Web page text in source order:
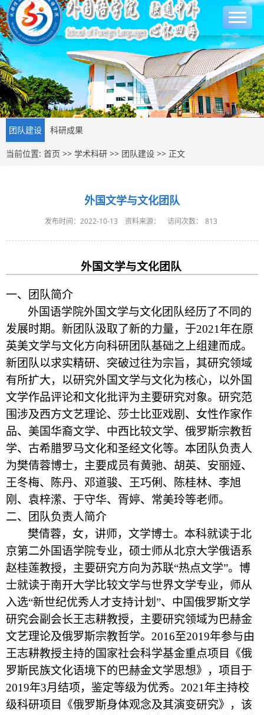
团队建设 科研成果
当前位置: 首页 >> 学术科研 >> 团队建设 >> 正文
外国文学与文化团队
发布时间：2022-10-13 资料来源： 访问次数： 813
外国文学与文化团队
一、团队简介
外国语学院外国文学与文化团队经历了不同的
发展时期。新团队汲取了新的力量，于2021 年在原
英美文学与文化方向科研团队基础之上组建而成。
新团队以求实精研、突破过往为宗旨，其研究领域
有所扩大，以研究外国文学与文化为核心，以外国
文学作品评论和文化批评为主要研究对象。研究范
围涉及西方文艺理论、莎士比亚戏剧、女性作家作
品、美国华裔文学、中西比较文学、俄罗斯宗教哲
学、古希腊罗马文化和圣经文化等。本团队负责人
为樊倩蓉博士，主要成员有黄驰、胡英、安丽娅、
王冬梅、陈丹、邓道骏、王巧俐、陈桂林、李旭
刚、袁梓潆、于守华、胥婷、常美玲等老师。
二、团队负责人简介
樊倩蓉，女，讲师，文学博士。本科就读于北
京第二外国语学院专业，硕士师从北京大学俄语系
赵桂莲教授，主要研究方向为苏联“热点文学”。博
士就读于南开大学比较文学与世界文学专业，师从
入选“新世纪优秀人才支持计划”、中国俄罗斯文学
研究会副会长王志耕教授，主要研究领域为巴赫金
文艺理论及俄罗斯宗教哲学。 2016至2019年参与由
王志耕教授主持的国家社会科学基金重点项目《俄
罗斯民族文化语境下的巴赫金文学思想》，项目于
2019年3月结项，鉴定等级为优秀。 2021 年主持校
级科研项目《俄罗斯身体观念及其演变研究》，该